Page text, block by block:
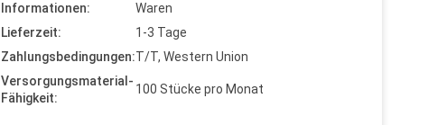
Informationen:
Waren
Lieferzeit:
1-3 Tage
Zahlungsbedingungen:T/T, Western Union
Versorgungsmaterial-
Fähigkeit:
100 Stücke pro Monat